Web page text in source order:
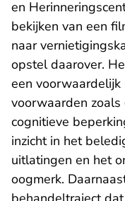
en
bekijken van een
naar
opstel daarover.
een
voorwaarden
cognitieve
inzicht in het
uitlatingen en het
oogmerk.